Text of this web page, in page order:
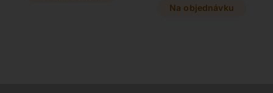
keramických desek
Na objednávku